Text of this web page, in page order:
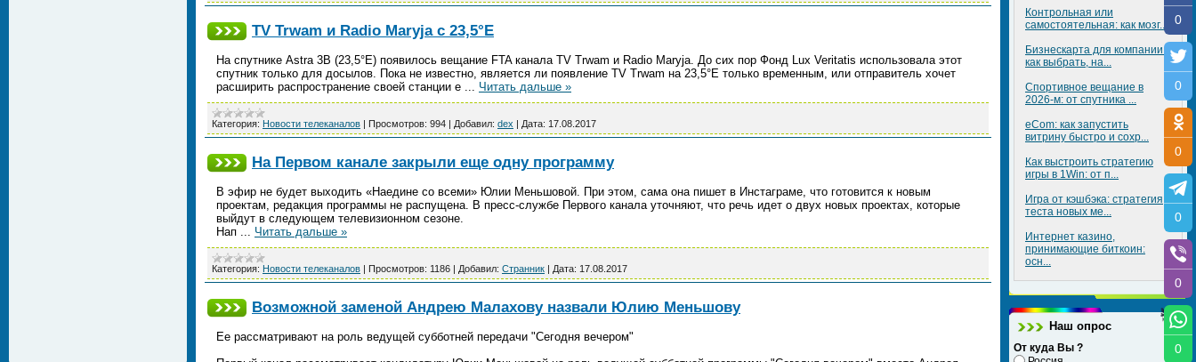
TV Trwam и Radio Maryja с 23,5°E
На спутнике Astra 3B (23,5°E) появилось вещание FTA канала TV Trwam и Radio Maryja. До сих пор Фонд Lux Veritatis использовала этот
спутник только для досылов. Пока не известно, является ли появление TV Trwam на 23,5°E только временным, или отправитель хочет
расширить распространение своей станции е ... Читать дальше »
Категория: Новости телеканалов | Просмотров: 994 | Добавил: dex | Дата: 17.08.2017
На Первом канале закрыли еще одну программу
В эфир не будет выходить «Наедине со всеми» Юлии Меньшовой. При этом, сама она пишет в Инстаграме, что готовится к новым
проектам, редакция программы не распущена. В пресс-службе Первого канала уточняют, что речь идет о двух новых проектах, которые
выйдут в следующем телевизионном сезоне.
Нап ... Читать дальше »
Категория: Новости телеканалов | Просмотров: 1186 | Добавил: Странник | Дата: 17.08.2017
Возможной заменой Андрею Малахову назвали Юлию Меньшову
Ее рассматривают на роль ведущей субботней передачи "Сегодня вечером"
Контрольная или
самостоятельная: как мозг...
Бизнескарта для компании:
как выбрать, на...
Спортивное вещание в
2026-м: от спутника ...
eCom: как запустить
витрину быстро и сохр...
Как выстроить стратегию
игры в 1Win: от п...
Игра от кэшбэка: стратегия
теста новых ме...
Интернет казино,
принимающие биткоин:
осн...
Наш опрос
От куда Вы ?
0
0
0
0
0
0